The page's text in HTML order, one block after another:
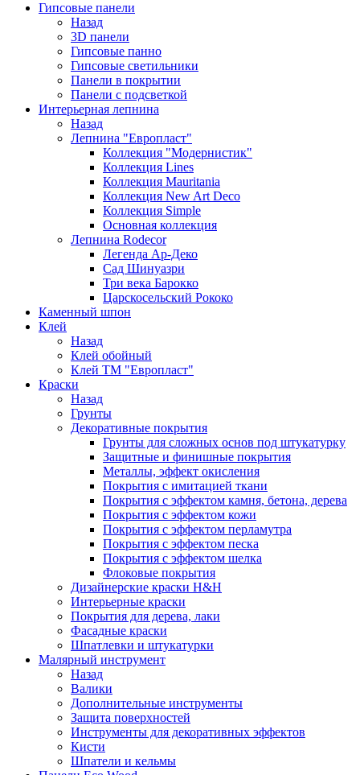
Гипсовые панели
Назад
3D панели
Гипсовые панно
Гипсовые светильники
Панели в покрытии
Панели с подсветкой
Интерьерная лепнина
Назад
Лепнина "Европласт"
Коллекция "Модернистик"
Коллекция Lines
Коллекция Mauritania
Коллекция New Art Deco
Коллекция Simple
Основная коллекция
Лепнина Rodecor
Легенда Ар-Деко
Сад Шинуазри
Три века Барокко
Царскосельский Рококо
Каменный шпон
Клей
Назад
Клей обойный
Клей ТМ "Европласт"
Краски
Назад
Грунты
Декоративные покрытия
Грунты для сложных основ под штукатурку
Защитные и финишные покрытия
Металлы, эффект окисления
Покрытия с имитацией ткани
Покрытия с эффектом камня, бетона, дерева
Покрытия с эффектом кожи
Покрытия с эффектом перламутра
Покрытия с эффектом песка
Покрытия с эффектом шелка
Флоковые покрытия
Дизайнерские краски H&H
Интерьерные краски
Покрытия для дерева, лаки
Фасадные краски
Шпатлевки и штукатурки
Малярный инструмент
Назад
Валики
Дополнительные инструменты
Защита поверхностей
Инструменты для декоративных эффектов
Кисти
Шпатели и кельмы